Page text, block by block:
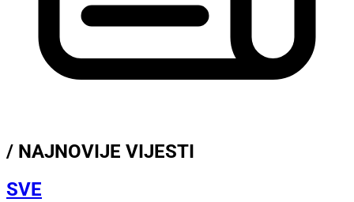
/ NAJNOVIJE VIJESTI
SVE